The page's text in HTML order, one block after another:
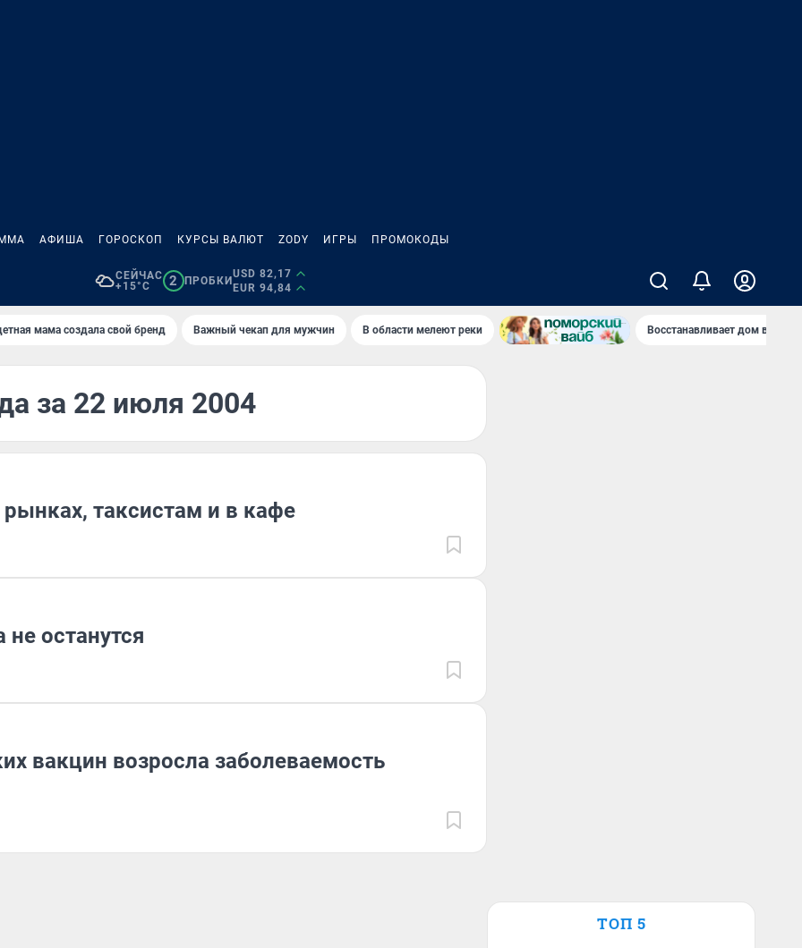
АФИША ГОРОСКОП КУРСЫ ВАЛЮТ ZODY ИГРЫ ПРОМОКОДЫ
СЕЙЧАС
+15°C
2 ПРОБКИ
USD 82,17
EUR 94,84
мама создала свой бренд Важный чекап для мужчин В области мелеют реки Восстанавливает дом в
за 22 июля 2004
таксистам и в кафе
останутся
вакцин возросла заболеваемость
ТОП 5